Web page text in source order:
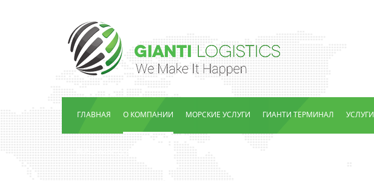
ГЛАВНАЯ
О КОМПАНИИ МОРСКИЕ УСЛУГИ ГИАНТИ ТЕРМИНАЛ УСЛУГИ